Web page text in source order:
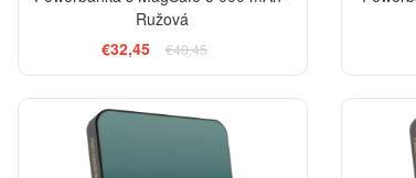
Ružová
€32,45
€40,45